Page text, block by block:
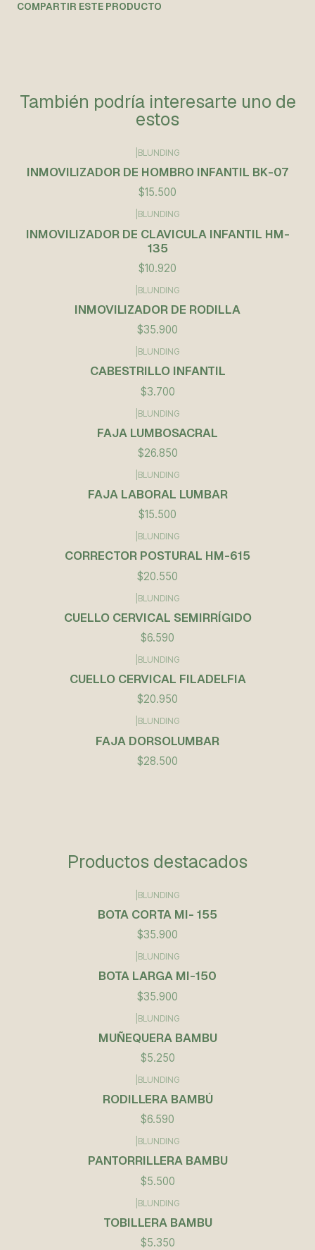
COMPARTIR ESTE PRODUCTO
También podría interesarte uno de
estos
Agotado
BLUNDING
INMOVILIZADOR DE HOMBRO INFANTIL BK-07
$15.500
Agotado
BLUNDING
INMOVILIZADOR DE CLAVICULA INFANTIL HM-
135
$10.920
BLUNDING
INMOVILIZADOR DE RODILLA
$35.900
BLUNDING
CABESTRILLO INFANTIL
$3.700
BLUNDING
FAJA LUMBOSACRAL
$26.850
BLUNDING
FAJA LABORAL LUMBAR
$15.500
BLUNDING
CORRECTOR POSTURAL HM-615
$20.550
BLUNDING
CUELLO CERVICAL SEMIRRÍGIDO
$6.590
BLUNDING
CUELLO CERVICAL FILADELFIA
$20.950
BLUNDING
FAJA DORSOLUMBAR
$28.500
Productos destacados
BLUNDING
BOTA CORTA MI- 155
$35.900
BLUNDING
BOTA LARGA MI-150
$35.900
BLUNDING
MUÑEQUERA BAMBU
$5.250
BLUNDING
RODILLERA BAMBÚ
$6.590
BLUNDING
PANTORRILLERA BAMBU
$5.500
BLUNDING
TOBILLERA BAMBU
$5.350